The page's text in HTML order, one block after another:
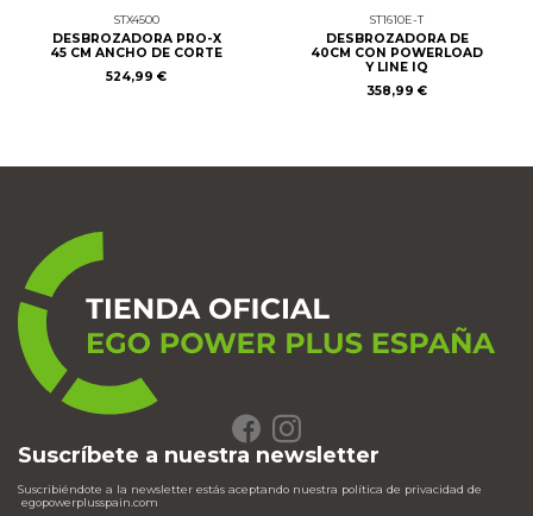
STX4500
DESBROZADORA PRO-X
45 CM ANCHO DE CORTE
524,99 €
ST1610E-T
DESBROZADORA DE
40CM CON POWERLOAD
Y LINE IQ
358,99 €
Suscríbete a nuestra newsletter
Suscribiéndote a la newsletter estás aceptando nuestra política de privacidad de
egopowerplusspain.com